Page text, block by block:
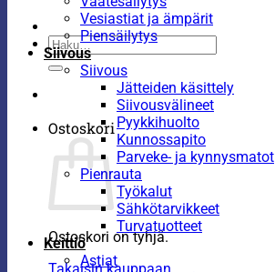
Etsi:
Ostoskori
Ostoskori on tyhjä.
Vesiastiat ja ämpärit
Piensäilytys
Siivous
Siivous
Jätteiden käsittely
Siivousvälineet
Pyykkihuolto
Kunnossapito
Parveke- ja kynnysmatot
Pienrauta
Työkalut
Sähkötarvikkeet
Turvatuotteet
Keittiö
Astiat